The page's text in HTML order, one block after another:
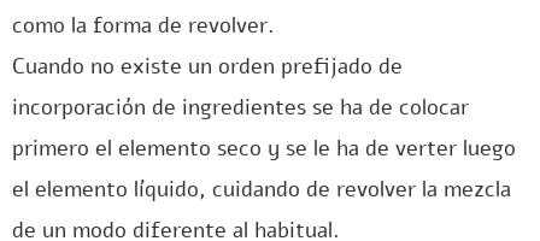
como la forma de revolver.
Cuando no existe un orden prefijado de
incorporación de ingredientes se ha de colocar
primero el elemento seco y se le ha de verter luego
el elemento líquido, cuidando de revolver la mezcla
de un modo diferente al habitual.